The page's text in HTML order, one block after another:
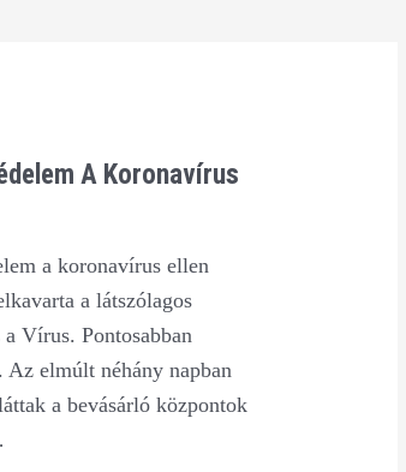
A Koronavírus
a koronavírus ellen
a látszólagos
Vírus. Pontosabban
elmúlt néhány napban
a bevásárló központok